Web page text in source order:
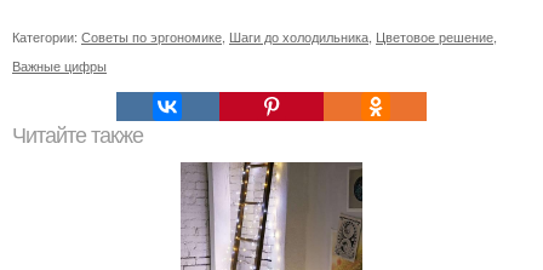
Категории: Советы по эргономике Шаги до холодильника Цветовое решение
Важные цифры
Читайте также